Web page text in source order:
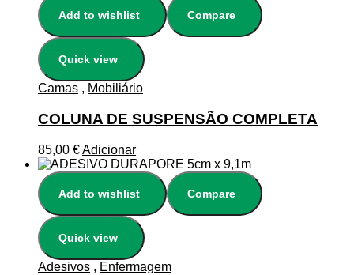
Add to wishlist Compare
Quick view
Camas , Mobiliário
COLUNA DE SUSPENSÃO COMPLETA
85,00 €Adicionar
Add to wishlist Compare
Quick view
Adesivos , Enfermagem